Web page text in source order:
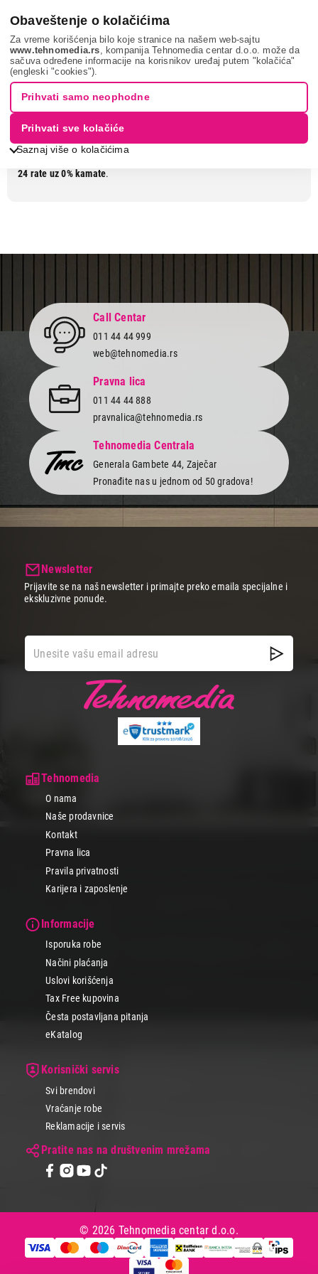
Obaveštenje o kolačićima
Za vreme korišćenja bilo koje stranice na našem web-sajtu
www.tehnomedia.rs , kompanija Tehnomedia centar d.o.o. može da
sačuva određene informacije na korisnikov uređaj putem "kolačića"
(engleski "cookies").
Saznaj više o kolačićima
Prihvati samo neophodne
Prihvati sve kolačiće
SJAJNA LETNJA KUPOVINA
Jedna cena za sve načine plaćanja.
Bilo da kupuješ kešom ili na rate, u
24 rate uz 0% kamate.
Call Centar
011 44 44 999
web@tehnomedia.rs
Pravna lica
011 44 44 888
pravnalica@tehnomedia.rs
Tehnomedia Centrala
Generala Gambete 44, Zaječar
Pronađite nas u jednom od 50 gradova!
Tehnomedia
O nama
Naše prodavnice
Kontakt
Pravna lica
Pravila privatnosti
Karijera i zaposlenje
Informacije
Isporuka robe
Načini plaćanja
Uslovi korišćenja
Tax Free kupovina
Česta postavljana pitanja
eKatalog
Korisnički servis
Svi brendovi
Vraćanje robe
Reklamacije i servis
Pratite nas na društvenim mrežama
Newsletter
Prijavite se na naš newsletter i primajte preko emaila specijalne i
ekskluzivne ponude.
© 2026 Tehnomedia centar d.o.o.